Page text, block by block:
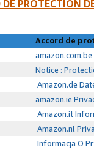
PROTECTION
Accord de
Notice :
Amazon.de
amazon.ie
Amazon.it
Amazon.nl
Informacja O